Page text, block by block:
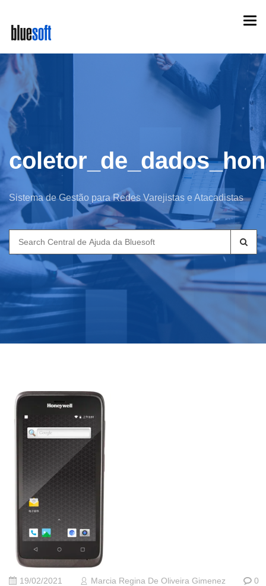
main
content
Sistema de Gestão para Redes Varejistas e Atacadistas
Search
for:
19/02/2021 Marcia Regina De Oliveira Gimenez
0